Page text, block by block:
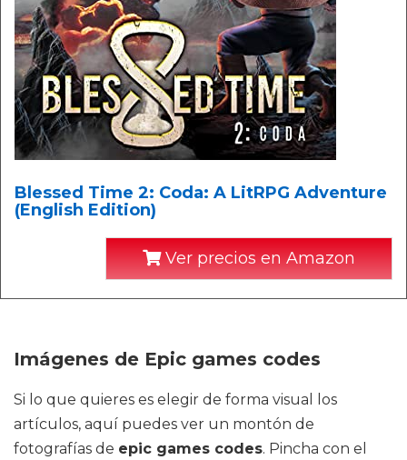
Blessed Time 2: Coda: A LitRPG Adventure
(English Edition)
Ver precios en Amazon
Imágenes de Epic games codes
Si lo que quieres es elegir de forma visual los
artículos, aquí puedes ver un montón de
fotografías de epic games codes. Pincha con el